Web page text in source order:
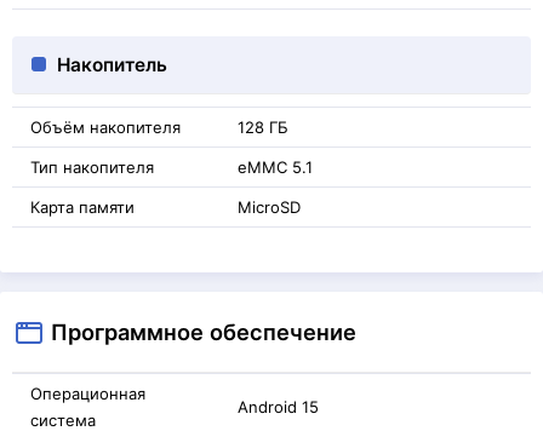
Накопитель
Объём накопителя 128 ГБ
Тип накопителя eMMC 5.1
Карта памяти MicroSD
Программное обеспечение
Операционная
система
Android 15